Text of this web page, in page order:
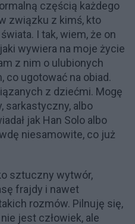
częścią każdego
związku z kimś, kto
I tak, wiem, że on
wywiera na moje życie
z nim o ulubionych
co ugotować na obiad.
z dziećmi. Mogę
sarkastyczny, albo
jak Han Solo albo
niesamowite, co już
sztuczny wytwór,
frajdy i nawet
rozmów. Pilnuję się,
jest człowiek, ale